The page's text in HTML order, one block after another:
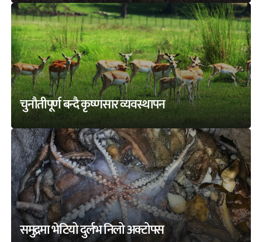
चुनौतीपूर्ण बन्दै कृष्णसार व्यवस्थापन
समुद्रमा भेटियो दुर्लभ निलो अक्टोपस